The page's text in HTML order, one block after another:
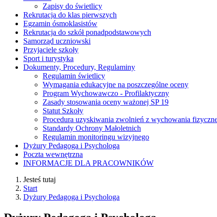
Zapisy do świetlicy
Rekrutacja do klas pierwszych
Egzamin ósmoklasistów
Rekrutacja do szkół ponadpodstawowych
Samorząd uczniowski
Przyjaciele szkoły
Sport i turystyka
Dokumenty, Procedury, Regulaminy
Regulamin świetlicy
Wymagania edukacyjne na poszczególne oceny
Program Wychowawczo - Profilaktyczny
Zasady stosowania oceny ważonej SP 19
Statut Szkoły
Procedura uzyskiwania zwolnień z wychowania
Standardy Ochrony Małoletnich
Regulamin monitoringu wizyjnego
Dyżury Pedagoga i Psychologa
Poczta wewnętrzna
INFORMACJE DLA PRACOWNIKÓW
Jesteś tutaj
Start
Dyżury Pedagoga i Psychologa